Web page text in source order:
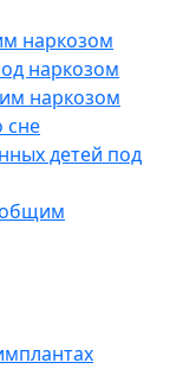
наркозом
наркозом
наркозом
сне
детей под
общим